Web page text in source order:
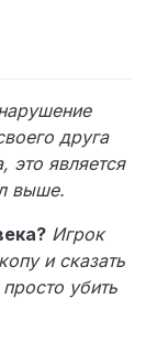
или
по МСК (если
жалобы
стрелок
была
спрыгнула с
штурм здания
друга
это является
выше.
Игрок
и сказать
убить